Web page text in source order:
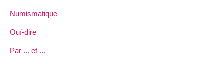
Numismatique
Ouï-dire
Par ... et ...